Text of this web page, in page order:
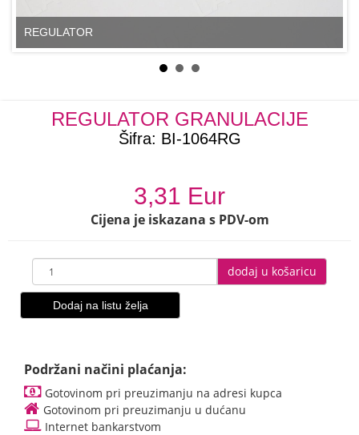
REGULATOR
REGULATOR GRANULACIJE
Šifra: BI-1064RG
3,31 Eur
Cijena je iskazana s PDV-om
dodaj u košaricu
Dodaj na listu želja
Podržani načini plaćanja:
Gotovinom pri preuzimanju na adresi kupca
Gotovinom pri preuzimanju u dućanu
Internet bankarstvom